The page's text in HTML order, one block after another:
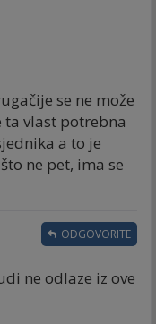
se ne može
ta vlast potrebna
a to je
ne pet, ima se
ne odlaze iz ove
ODGOVORITE